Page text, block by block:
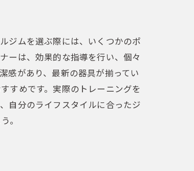
ジムを選ぶ際には、いくつかのポ
ーは、効果的な指導を行い、個々
感があり、最新の器具が揃ってい
すめです。実際のトレーニングを
自分のライフスタイルに合ったジ
。